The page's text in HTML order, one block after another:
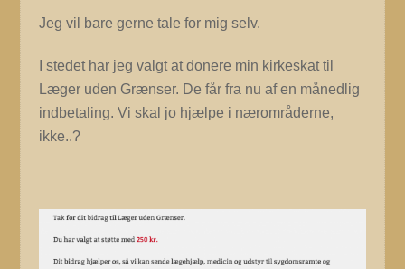
Jeg vil bare gerne tale for mig selv.
I stedet har jeg valgt at donere min kirkeskat til
Læger uden Grænser. De får fra nu af en månedlig
indbetaling. Vi skal jo hjælpe i nærområderne,
ikke..?